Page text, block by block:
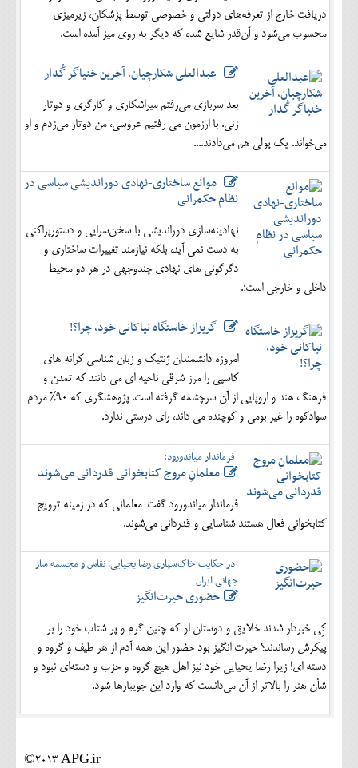
دریافت خارج از تعرفه‌های دولتی و خصوصی توسط پزشکان، زیرمیزی
محسوب می‌شود و آن‌قدر شایع شده که دیگر به روی میز آمده است.
عبدالعلی شکارچیان، آخرین خنیاگر گُدار
بعد سربازی می‌رفتم میراشکاری و کارگری و دوتار
زنی. با ارزمون می رفتیم عروسی، من دوتار می‌زدم و او
می‌خواند. یک پولی هم می‌دادند....
موانع ساختاری-نهادی دوراندیشی سیاسی در
نظام حکمرانی
نهادینه‌سازی دوراندیشی با سخن‌سرایی و دستورپراکنی
به دست نمی آید، بلکه نیازمند تغییرات ساختاری و
دگرگونی های نهادی چندوجهی در هر دو محیط
داخلی و خارجی است؛.
گریزاز خاستگاه نیاکانی خود، چرا؟!
امروزه دانشمندان ژنتیک و زبان شناسی کرانه های
کاسپی را مرز شرقی ناحیه ای می دانند که تمدن و
فرهنگ هند و اروپایی از آن سرچشمه گرفته است. پژوهشگری که 90% مردم
سوادکوه را غیر بومی و کوچنده می داند، رای درستی ندارد.
فرماندار میاندورود:
معلمانِ مروج کتابخوانی قدردانی می‌شوند
فرماندار میاندورود گفت: معلمانی که در زمینه ترویج
کتابخوانی فعال هستند شناسایی و قدردانی می‌شوند.
در حکایت خاک‌سپاری رضا یحیایی؛ نقاش و مجسمه ساز
جهانی ایران
حضوری حیرت‌انگیز
کِی خبردار شدند خلایق و دوستان او که چنین گرم و پر شتاب خود را بر
پیکرش رساندند؟ حیرت انگیز بود حضور این همه آدم از هر طیف و گروه و
دسته ای! زیرا رضا یحیایی خود نیز اهل هیچ گروه و حزب و دسته‌ای نبود و
شأن هنر را بالاتر از آن می‌دانست که وارد این جویبارها شود.
©2013 APG.ir